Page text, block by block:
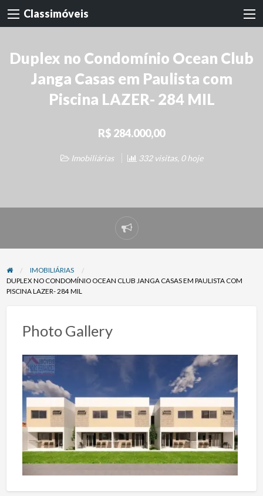
Classimóveis
Duplex no Condomínio Ocean Club
Janga Casas em Paulista com
Piscina LAZER- 284 MIL
R$ 284.000,00
Imobiliárias 332 visitas, 0 hoje
Denunciar
problema
IMOBILIÁRIAS
DUPLEX NO CONDOMÍNIO OCEAN CLUB JANGA CASAS EM PAULISTA COM
PISCINA LAZER- 284 MIL
Photo Gallery